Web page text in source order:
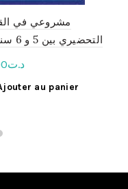
مشروعي في
التحضيري بين 5 و 6 سنوات
د.ت
au panier